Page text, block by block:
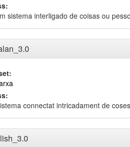
sistema interligado de coisas ou
connectat intricadament de